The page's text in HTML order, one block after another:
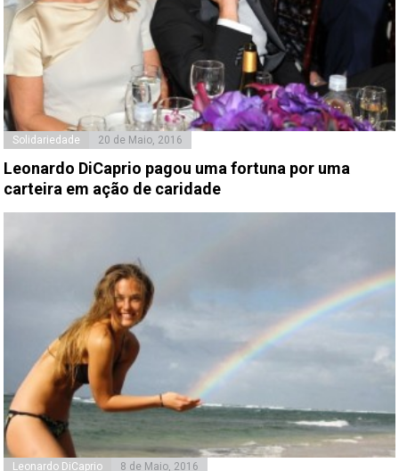
Solidariedade 20 de Maio, 2016
Leonardo DiCaprio pagou uma fortuna por uma
carteira em ação de caridade
Leonardo DiCaprio 8 de Maio, 2016